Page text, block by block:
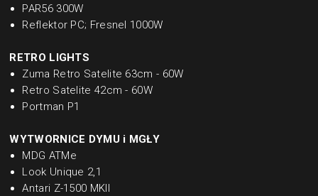
PAR56 300W
Reflektor PC; Fresnel 1000W
RETRO LIGHTS
Zuma Retro Satelite 63cm - 60W
Retro Satelite 42cm - 60W
Portman P1
WYTWORNICE DYMU i MGŁY
MDG ATMe
Look Unique 2,1
Antari Z-1500 MKII